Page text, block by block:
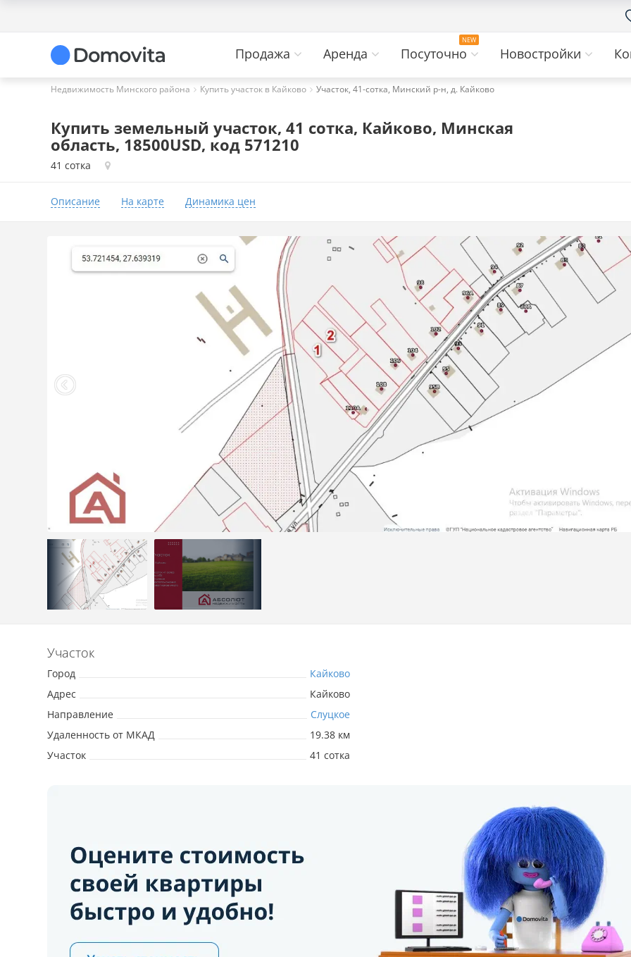
Продажа Аренда Посуточно Новостройки
Недвижимость Минского района Купить участок в Кайково Участок, 41-сотка, Минский р-н, д. Кайково
Купить земельный участок, 41 сотка, Кайково, Минская
область, 18500USD, код 571210
41 сотка
Описание На карте Динамика цен
Участок
Город
Кайково
Адрес
Кайково
Направление
Слуцкое
Удаленность от МКАД
19.38 км
Участок
41 сотка